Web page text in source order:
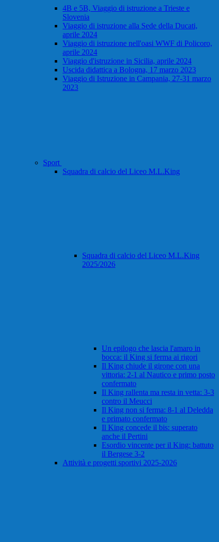
4B e 5B, Viaggio di istruzione a Trieste e
Slovenia
Viaggio di istruzione alla Sede della Ducati,
aprile 2024
Viaggio di istruzione nell'oasi WWF di Policoro,
aprile 2024
Viaggio d'istruzione in Sicilia, aprile 2024
Uscida didattica a Bologna, 17 marzo 2023
Viaggio di Istruzione in Campania, 27-31 marzo
2023
Sport
Squadra di calcio del Liceo M.L.King
Squadra di calcio del Liceo M.L.King
2025/2026
Un epilogo che lascia l'amaro in
bocca: il King si ferma ai rigori
Il King chiude il girone con una
vittoria: 2-1 al Nautico e primo posto
confermato
Il King rallenta ma resta in vetta: 3-3
contro il Meucci
Il King non si ferma: 8-1 al Deledda
e primato confermato
Il King concede il bis: superato
anche il Pertini
Esordio vincente per il King: battuto
il Bergese 3-2
Attività e progetti sportivi 2025-2026